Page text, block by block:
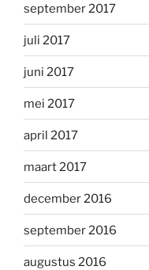
september 2017
juli 2017
juni 2017
mei 2017
april 2017
maart 2017
december 2016
september 2016
augustus 2016